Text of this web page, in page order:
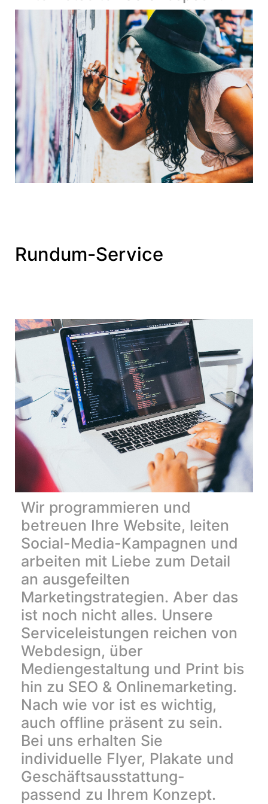
Rundum-Service
Wir programmieren und
betreuen Ihre Website, leiten
Social-Media-Kampagnen und
arbeiten mit Liebe zum Detail
an ausgefeilten
Marketingstrategien. Aber das
ist noch nicht alles. Unsere
Serviceleistungen reichen von
Webdesign, über
Mediengestaltung und Print bis
hin zu SEO & Onlinemarketing.
Nach wie vor ist es wichtig,
auch offline präsent zu sein.
Bei uns erhalten Sie
individuelle Flyer, Plakate und
Geschäftsausstattung-
passend zu Ihrem Konzept.